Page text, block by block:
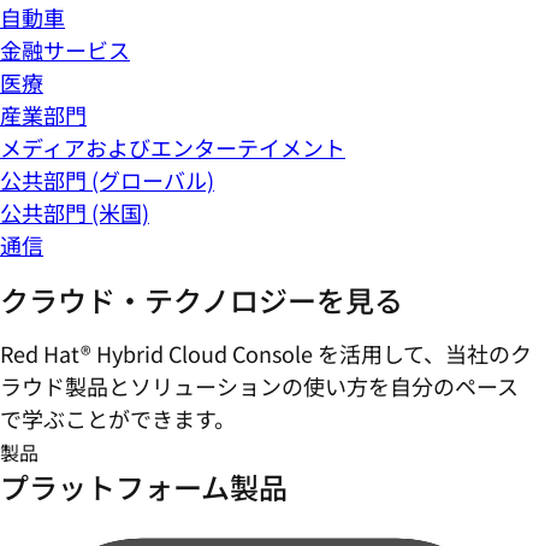
自動車
金融サービス
医療
産業部門
メディアおよびエンターテイメント
公共部門 (グローバル)
公共部門 (米国)
通信
クラウド・テクノロジーを見る
Red Hat® Hybrid Cloud Console を活用して、当社のク
ラウド製品とソリューションの使い方を自分のペース
で学ぶことができます。
製品
プラットフォーム製品